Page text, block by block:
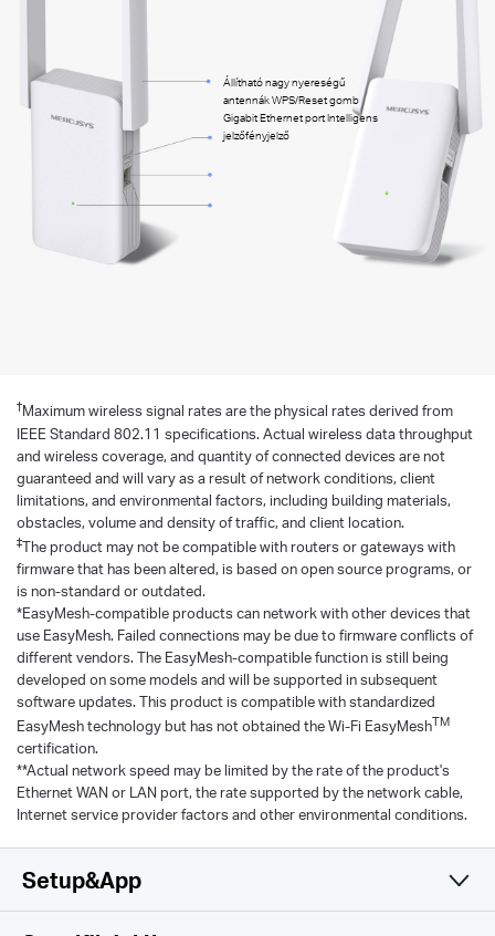
Állítható nagy nyereségű
antennák WPS/Reset gomb
Gigabit Ethernet port Intelligens
jelzőfényjelző
†Maximum wireless signal rates are the physical rates derived from
IEEE Standard 802.11 specifications. Actual wireless data throughput
and wireless coverage, and quantity of connected devices are not
guaranteed and will vary as a result of network conditions, client
limitations, and environmental factors, including building materials,
obstacles, volume and density of traffic, and client location.
‡The product may not be compatible with routers or gateways with
firmware that has been altered, is based on open source programs, or
is non-standard or outdated.
*EasyMesh-compatible products can network with other devices that
use EasyMesh. Failed connections may be due to firmware conflicts of
different vendors. The EasyMesh-compatible function is still being
developed on some models and will be supported in subsequent
software updates. This product is compatible with standardized
EasyMesh technology but has not obtained the Wi-Fi EasyMeshTM
certification.
**Actual network speed may be limited by the rate of the product's
Ethernet WAN or LAN port, the rate supported by the network cable,
Internet service provider factors and other environmental conditions.
Setup&App